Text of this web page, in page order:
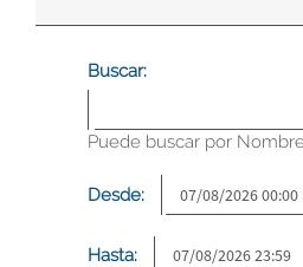
Buscar:
Puede buscar por
Desde:
Hasta: